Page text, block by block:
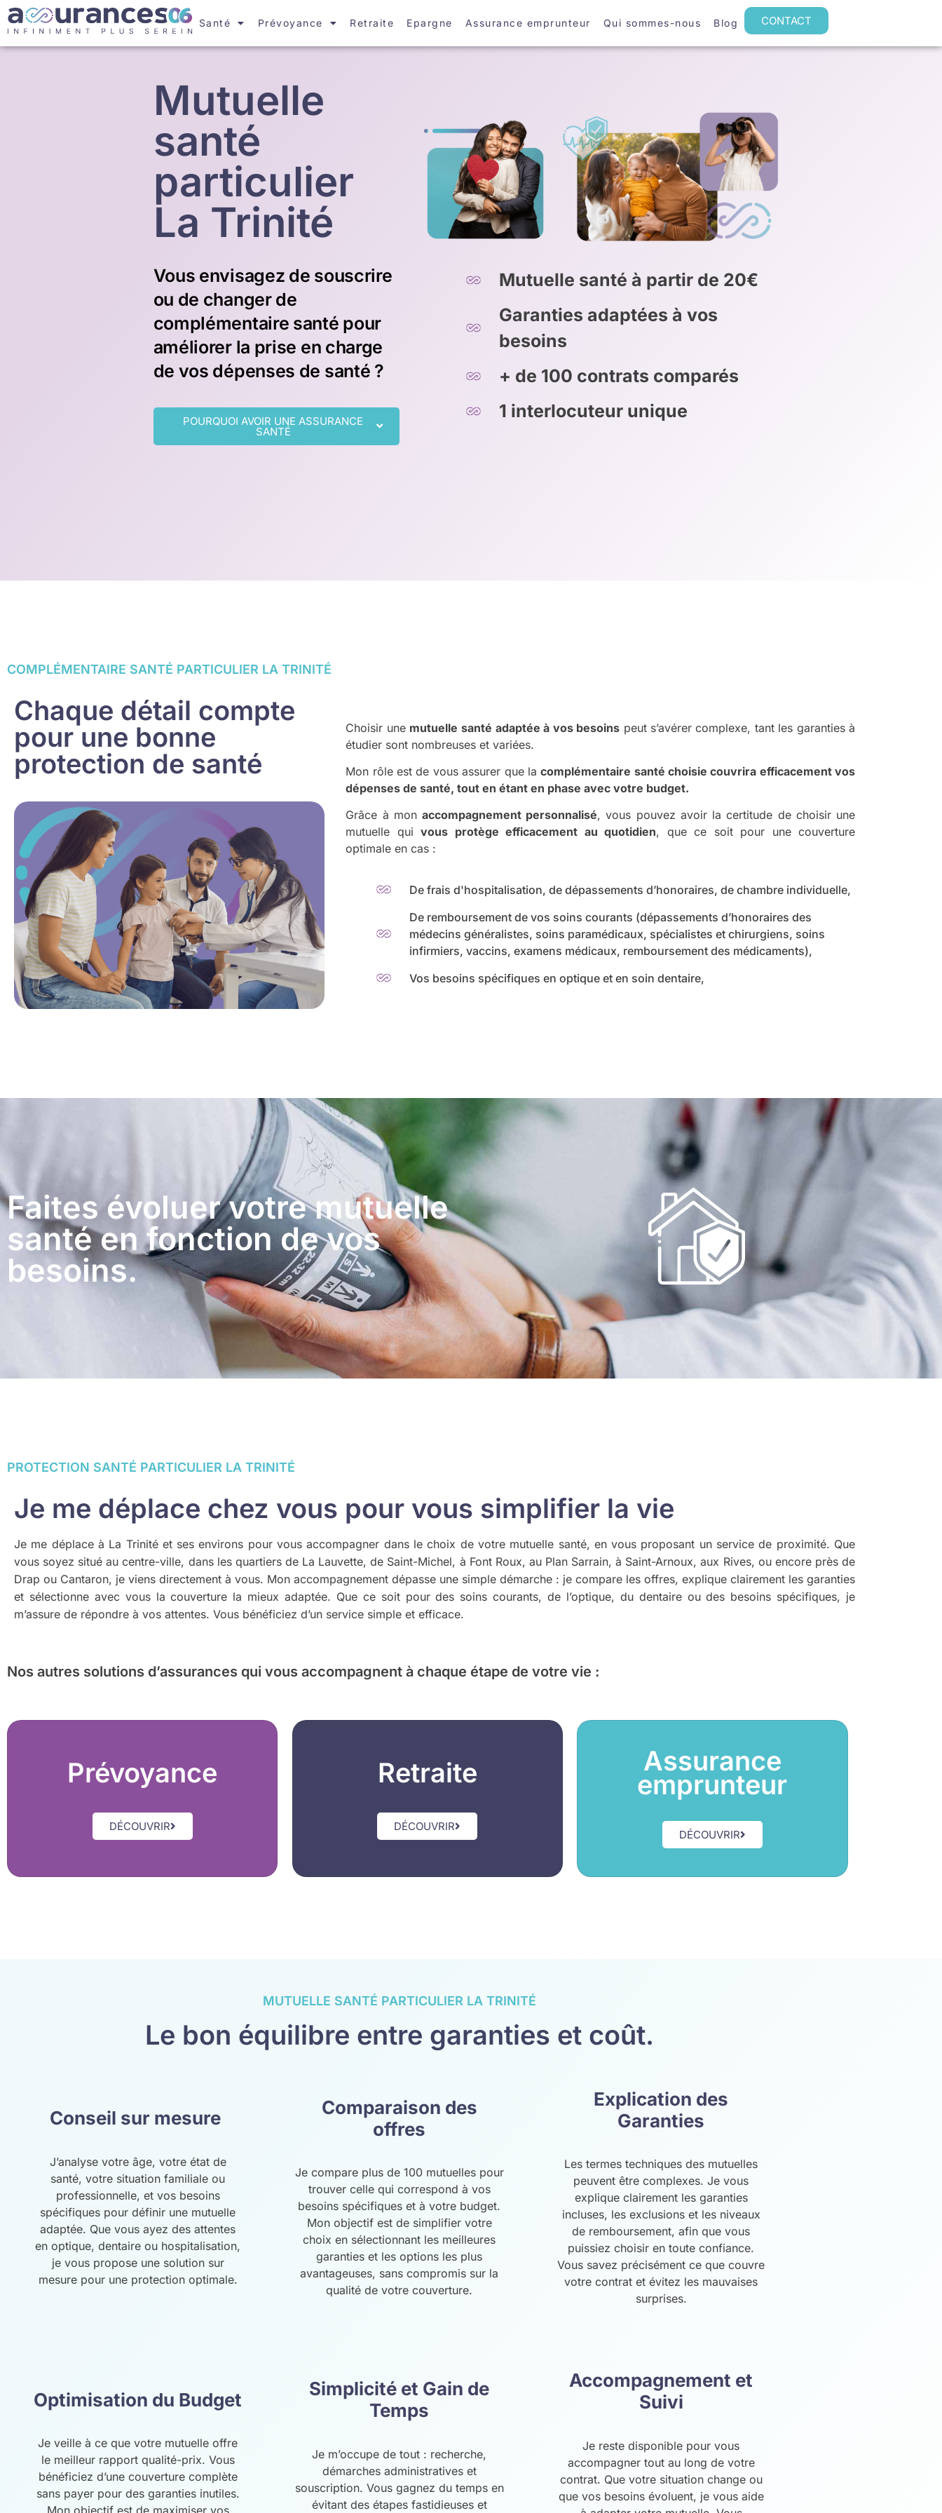
Santé Prévoyance Retraite Epargne Assurance emprunteur Qui sommes-nous Blog CONTACT
Mutuelle
santé
particulier
La Trinité
Vous envisagez de souscrire
ou de changer de
complémentaire santé pour
améliorer la prise en charge
de vos dépenses de santé ?
POURQUOI AVOIR UNE ASSURANCE
SANTÉ
Mutuelle santé à partir de 20€
Garanties adaptées à vos
besoins
+ de 100 contrats comparés
1 interlocuteur unique
COMPLÉMENTAIRE SANTÉ PARTICULIER LA TRINITÉ
Chaque détail compte
pour une bonne
protection de santé
Choisir une mutuelle santé adaptée à vos besoins peut s’avérer complexe, tant les garanties à
étudier sont nombreuses et variées.
Mon rôle est de vous assurer que lacomplémentaire santé choisie couvrira efficacement vos
dépenses de santé, tout en étant en phase avec votre budget.
Grâce à monaccompagnement personnalisé, vous pouvez avoir la certitude de choisir une
mutuelle quivous protège efficacement au quotidien, que ce soit pour une couverture
optimale en cas :
De frais d'hospitalisation, de dépassements d’honoraires, de chambre individuelle,
De remboursement de vos soins courants (dépassements d’honoraires des
médecins généralistes, soins paramédicaux, spécialistes et chirurgiens, soins
infirmiers, vaccins, examens médicaux, remboursement des médicaments),
Vos besoins spécifiques en optique et en soin dentaire,
Faites évoluer votre mutuelle
santé en fonction de vos
besoins.
PROTECTION SANTÉ PARTICULIER LA TRINITÉ
Je me déplace chez vous pour vous simplifier la vie
Je me déplace à La Trinité et ses environs pour vous accompagner dans le choix de votre mutuelle santé, en vous proposant un service de proximité. Que
vous soyez situé au centre-ville, dans les quartiers de La Lauvette, de Saint-Michel, à Font Roux, au Plan Sarrain, à Saint-Arnoux, aux Rives, ou encore près de
Drap ou Cantaron, je viens directement à vous. Mon accompagnement dépasse une simple démarche : je compare les offres, explique clairement les garanties
et sélectionne avec vous la couverture la mieux adaptée. Que ce soit pour des soins courants, de l’optique, du dentaire ou des besoins spécifiques, je
m’assure de répondre à vos attentes. Vous bénéficiez d’un service simple et efficace.
Nos autres solutions d’assurances qui vous accompagnent à chaque étape de votre vie :
Prévoyance
DÉCOUVRIR
Retraite
DÉCOUVRIR
Assurance
emprunteur
DÉCOUVRIR
MUTUELLE SANTÉ PARTICULIER LA TRINITÉ
Le bon équilibre entre garanties et coût.
Conseil sur mesure
J’analyse votre âge, votre état de
santé, votre situation familiale ou
professionnelle, et vos besoins
spécifiques pour définir une mutuelle
adaptée. Que vous ayez des attentes
en optique, dentaire ou hospitalisation,
je vous propose une solution sur
mesure pour une protection optimale.
Comparaison des
offres
Je compare plus de 100 mutuelles pour
trouver celle qui correspond à vos
besoins spécifiques et à votre budget.
Mon objectif est de simplifier votre
choix en sélectionnant les meilleures
garanties et les options les plus
avantageuses, sans compromis sur la
qualité de votre couverture.
Explication des
Garanties
Les termes techniques des mutuelles
peuvent être complexes. Je vous
explique clairement les garanties
incluses, les exclusions et les niveaux
de remboursement, afin que vous
puissiez choisir en toute confiance.
Vous savez précisément ce que couvre
votre contrat et évitez les mauvaises
surprises.
Optimisation du Budget
Je veille à ce que votre mutuelle offre
le meilleur rapport qualité-prix. Vous
bénéficiez d’une couverture complète
sans payer pour des garanties inutiles.
Simplicité et Gain de
Temps
Je m’occupe de tout : recherche,
démarches administratives et
souscription. Vous gagnez du temps en
évitant des étapes fastidieuses et
Accompagnement et
Suivi
Je reste disponible pour vous
accompagner tout au long de votre
contrat. Que votre situation change ou
que vos besoins évoluent, je vous aide